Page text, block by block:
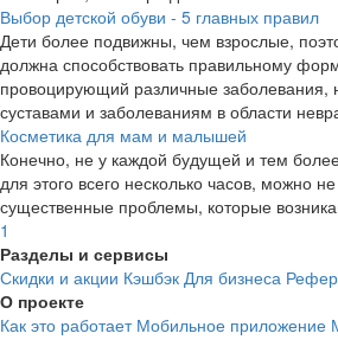
OZON Travel
3.4%
cashback
Выбор детской обуви - 5 главных правил
Дети более подвижны, чем взрослые,
должна способствовать правильному
провоцирующий различные заболевания,
суставами и заболеваниям в области
Косметика для мам и малышей
Конечно, не у каждой будущей и тем
для этого всего несколько часов, можно
существенные проблемы, которые
1
Разделы и сервисы
Скидки и акции Кэшбэк Для бизнеса
О проекте
Как это работает Мобильное приложение